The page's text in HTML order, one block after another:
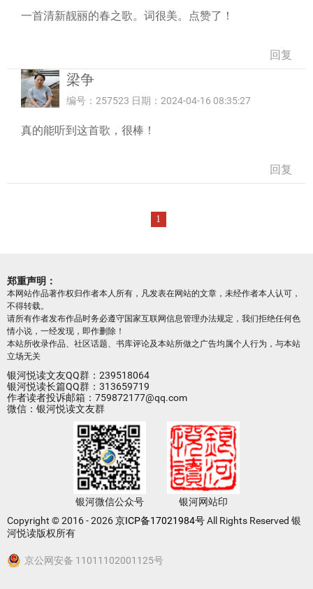
一首清新靓丽的春之歌。词很美。点赞了！
回复
梁争
编号：257523 日期：2024-04-16 08:35:27
真的能听到这首歌，很棒！
回复
1
郑重声明：
本网站作品著作权归作者本人所有，凡发表在网站的文章，未经作者本人认可，
不得转载。
请所有作者发布作品时务必遵守国家互联网信息管理办法规定，我们拒绝任何色
情小说，一经发现，即作删除！
本站所收录作品、社区话题、书库评论及本站所做之广告均属个人行为，与本站
立场无关
银河悦读文友QQ群：239518064
银河悦读长篇QQ群：313659719
作者读者投诉邮箱：759872177@qq.com
微信：银河悦读文友群
银河微信公众号
银河网站印
Copyright © 2016 - 2026京ICP备17021984号All Rights Reserved 银
河悦读版权所有
京公网安备 11011102001125号